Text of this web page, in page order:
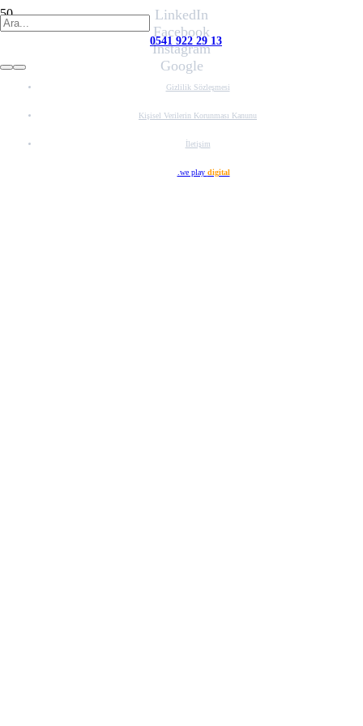
0541 922 29 13
LinkedIn
Facebook
Instagram
Google
Gizlilik Sözleşmesi
Kişisel Verilerin Korunması Kanunu
İletişim
.we play digital